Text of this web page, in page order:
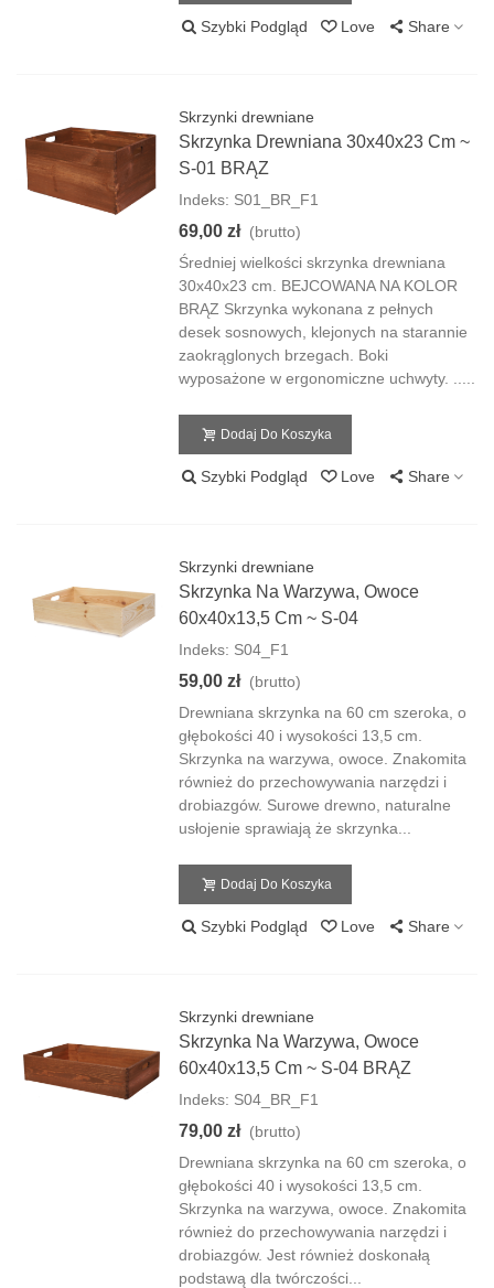
Szybki Podgląd Love Share
Skrzynki drewniane
Skrzynka Drewniana 30x40x23 Cm ~
S-01 BRĄZ
Indeks: S01_BR_F1
69,00 zł (brutto)
Średniej wielkości skrzynka drewniana
30x40x23 cm. BEJCOWANA NA KOLOR
BRĄZ Skrzynka wykonana z pełnych
desek sosnowych, klejonych na starannie
zaokrąglonych brzegach. Boki
wyposażone w ergonomiczne uchwyty. .....
Dodaj Do Koszyka
Szybki Podgląd Love Share
Skrzynki drewniane
Skrzynka Na Warzywa, Owoce
60x40x13,5 Cm ~ S-04
Indeks: S04_F1
59,00 zł (brutto)
Drewniana skrzynka na 60 cm szeroka, o
głębokości 40 i wysokości 13,5 cm.
Skrzynka na warzywa, owoce. Znakomita
również do przechowywania narzędzi i
drobiazgów. Surowe drewno, naturalne
usłojenie sprawiają że skrzynka...
Dodaj Do Koszyka
Szybki Podgląd Love Share
Skrzynki drewniane
Skrzynka Na Warzywa, Owoce
60x40x13,5 Cm ~ S-04 BRĄZ
Indeks: S04_BR_F1
79,00 zł (brutto)
Drewniana skrzynka na 60 cm szeroka, o
głębokości 40 i wysokości 13,5 cm.
Skrzynka na warzywa, owoce. Znakomita
również do przechowywania narzędzi i
drobiazgów. Jest również doskonałą
podstawą dla twórczości...